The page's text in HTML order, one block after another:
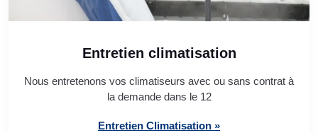
Entretien climatisation
Nous entretenons vos climatiseurs avec ou sans contrat à
la demande dans le 12
Entretien Climatisation »